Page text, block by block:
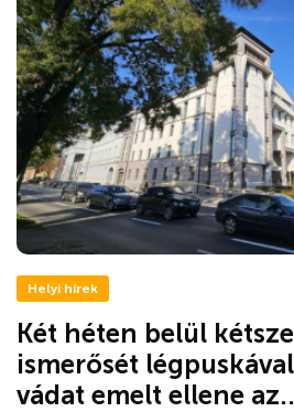
Helyi hírek
Két héten belül
ismerősét
vádat emelt ellene